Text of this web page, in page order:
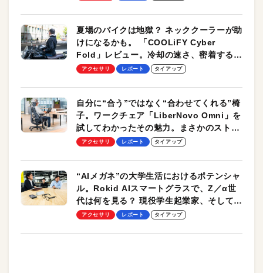
夏場のバイクは地獄？ ネッククーラーが助
けになるかも。 「COOLiFY Cyber
Fold」レビュー。冷却の速さ、密着する冷
却プレート、シンプルな操作性がグッド！
アクセサリ レポート タイアップ
自分に“合う”ではなく“合わせてくれる”椅
子。ワークチェア「LiberNovo Omni」を
試してわかったその魅力。まさかのストレ
ッチ機能も搭載
アクセサリ レポート タイアップ
“AIメガネ”の大学生活におけるポテンシャ
ル。Rokid AIスマートグラスで、Z／α世
代は何を見る？ 現役学生起業家、そして教
授による体験会レポート【PR】
アクセサリ レポート タイアップ